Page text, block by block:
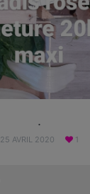
.
25 AVRIL 2020 1